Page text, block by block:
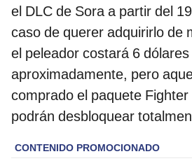
el DLC de Sora a partir del
caso de querer adquirirlo de
el peleador costará 6 dólares
aproximadamente, pero
comprado el paquete Fighter
podrán desbloquear